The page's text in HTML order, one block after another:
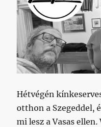
Hétvégén
otthon a Szegeddel,
mi lesz a Vasas